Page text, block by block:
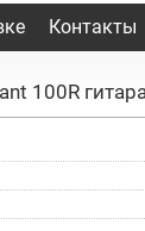
Контакты
100R